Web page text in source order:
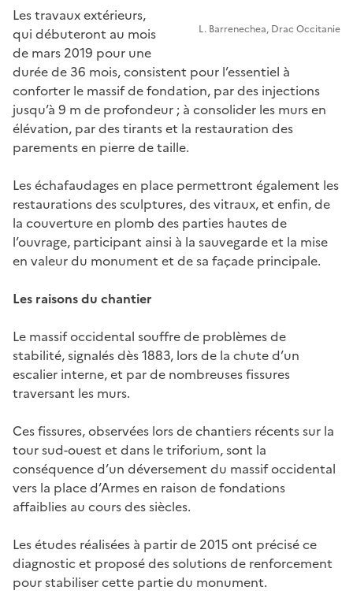
L. Barrenechea, Drac Occitanie
Les travaux extérieurs,
qui débuteront au mois
de mars 2019 pour une
durée de 36 mois, consistent pour l’essentiel à
conforter le massif de fondation, par des injections
jusqu’à 9 m de profondeur ; à consolider les murs en
élévation, par des tirants et la restauration des
parements en pierre de taille.
Les échafaudages en place permettront également les
restaurations des sculptures, des vitraux, et enfin, de
la couverture en plomb des parties hautes de
l’ouvrage, participant ainsi à la sauvegarde et la mise
en valeur du monument et de sa façade principale.
Les raisons du chantier
Le massif occidental souffre de problèmes de
stabilité, signalés dès 1883, lors de la chute d’un
escalier interne, et par de nombreuses fissures
traversant les murs.
Ces fissures, observées lors de chantiers récents sur la
tour sud-ouest et dans le triforium, sont la
conséquence d’un déversement du massif occidental
vers la place d’Armes en raison de fondations
affaiblies au cours des siècles.
Les études réalisées à partir de 2015 ont précisé ce
diagnostic et proposé des solutions de renforcement
pour stabiliser cette partie du monument.